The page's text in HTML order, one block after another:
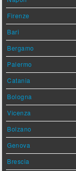
Firenze
Bari
Bergamo
Palermo
Catania
Bologna
Vicenza
Bolzano
Genova
Brescia